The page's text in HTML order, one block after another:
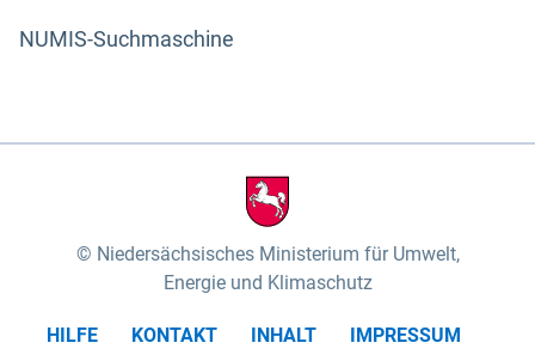
NUMIS-Suchmaschine
Niedersächsisches Ministerium für Umwelt,
Energie und Klimaschutz
HILFE KONTAKT INHALT
IMPRESSUM